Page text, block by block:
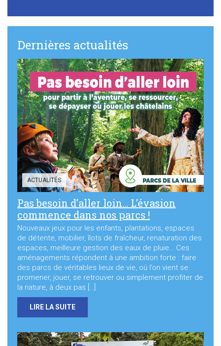
Dernières actualités
ACTUALITÉS
Pas besoin d’aller loin… L’évasion
commence dans nos parcs !
Nouveaux jeux pour les enfants, plantations, espaces
de détente, mobilier, îlots de fraîcheur, renaturation des
espaces, meilleure gestion des eaux de pluie… Ces
aménagements répondent à une ambition forte : faire
des parcs de véritables lieux de vie, où l’on vient se
promener, jouer, se retrouver ou simplement profiter de
la nature, à deux pas […]
LIRE LA SUITE